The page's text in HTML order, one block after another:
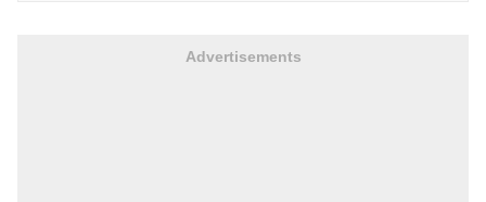
Advertisements